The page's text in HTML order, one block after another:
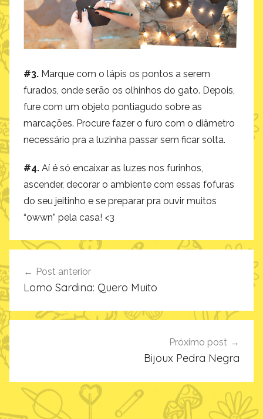
#3. Marque com o lápis os pontos a serem
furados, onde serão os olhinhos do gato. Depois,
fure com um objeto pontiagudo sobre as
marcações. Procure fazer o furo com o diâmetro
necessário pra a luzinha passar sem ficar solta.
#4. Aí é só encaixar as luzes nos furinhos,
ascender, decorar o ambiente com essas fofuras
do seu jeitinho e se preparar pra ouvir muitos
“owwn” pela casa! <3
de
Post
Post anterior
Lomo Sardina: Quero Muito
Próximo post
Bijoux Pedra Negra